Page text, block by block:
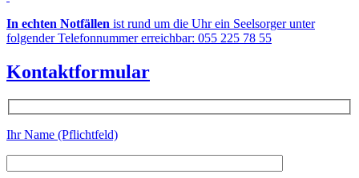
In echten Notfällen ist rund um die Uhr ein Seelsorger unter
folgender Telefonnummer erreichbar: 055 225 78 55
Kontaktformular
Ihr Name (Pflichtfeld)